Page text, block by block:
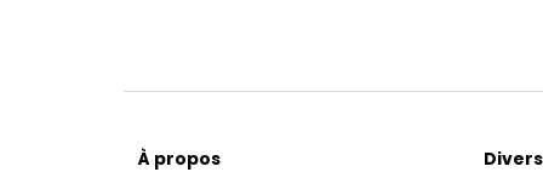
À propos Divers